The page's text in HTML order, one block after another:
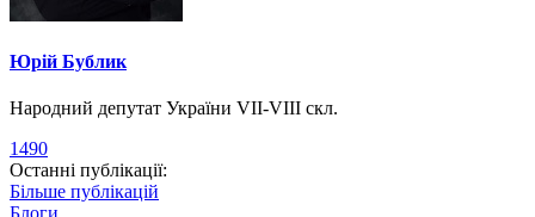
Юрій Бублик
Народний депутат України VII-VIII скл.
1490
Останні публікації:
Більше публікацій